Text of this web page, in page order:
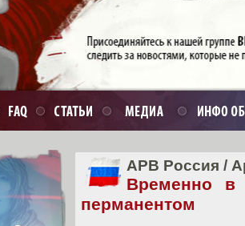
APB Россия /
Временно
перманентом